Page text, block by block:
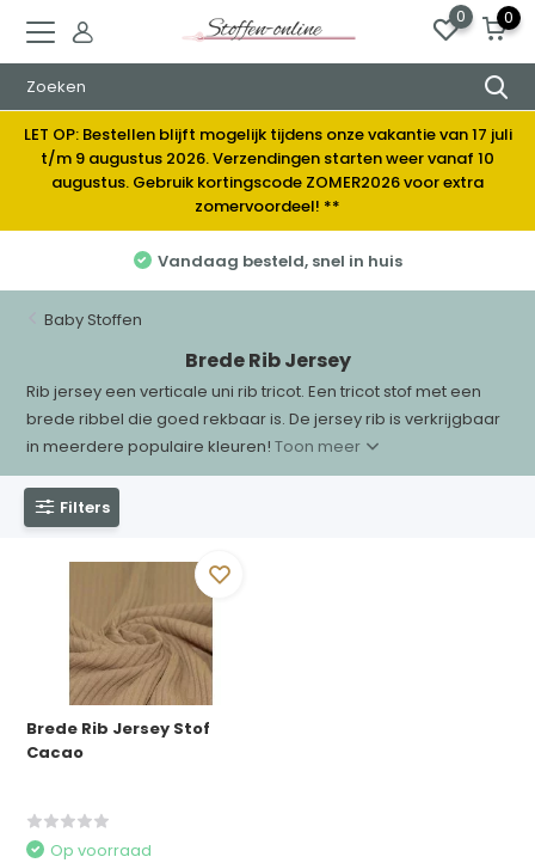
0 0
LET OP: Bestellen blijft mogelijk tijdens onze vakantie van 17 juli
t/m 9 augustus 2026. Verzendingen starten weer vanaf 10
augustus. Gebruik kortingscode ZOMER2026 voor extra
zomervoordeel! **
Vandaag besteld, snel in huis
Baby Stoffen
Brede Rib Jersey
Rib jersey een verticale uni rib tricot. Een tricot stof met een
brede ribbel die goed rekbaar is. De jersey rib is verkrijgbaar
in meerdere populaire kleuren!Toon meer
Filters
Brede Rib Jersey Stof
Cacao
Op voorraad